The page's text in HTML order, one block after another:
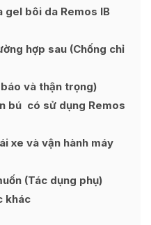
gel bôi da Remos IB
hợp sau (Chống chỉ
và thận trọng)
bú có sử dụng Remos
xe và vận hành máy
(Tác dụng phụ)
khác